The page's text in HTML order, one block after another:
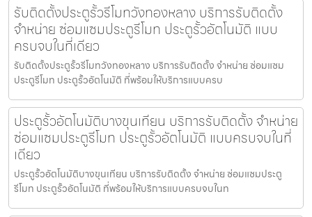
รับติดตั้งประตูรั้วรีโมทวังทองหลาง บริการรับติดตั้ง
จำหน่าย ซ่อมแซมประตูรีโมท ประตูรั้วอัตโนมัติ แบบ
ครบจบในที่เดียว
รับติดตั้งประตูรั้วรีโมทวังทองหลาง บริการรับติดตั้ง จำหน่าย ซ่อมแซม
ประตูรีโมท ประตูรั้วอัตโนมัติ ที่พร้อมให้บริการแบบครบ
ประตูรั้วอัตโนมัติบางขุนเทียน บริการรับติดตั้ง จำหน่าย
ซ่อมแซมประตูรีโมท ประตูรั้วอัตโนมัติ แบบครบจบในที่
เดียว
ประตูรั้วอัตโนมัติบางขุนเทียน บริการรับติดตั้ง จำหน่าย ซ่อมแซมประตู
รีโมท ประตูรั้วอัตโนมัติ ที่พร้อมให้บริการแบบครบจบในท